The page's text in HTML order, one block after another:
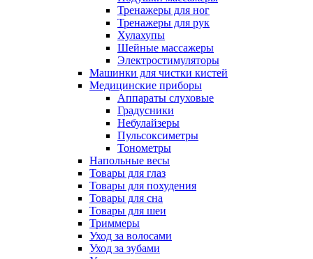
Тренажеры для ног
Тренажеры для рук
Хулахупы
Шейные массажеры
Электростимуляторы
Машинки для чистки кистей
Медицинские приборы
Аппараты слуховые
Градусники
Небулайзеры
Пульсоксиметры
Тонометры
Напольные весы
Товары для глаз
Товары для похудения
Товары для сна
Товары для шеи
Триммеры
Уход за волосами
Уход за зубами